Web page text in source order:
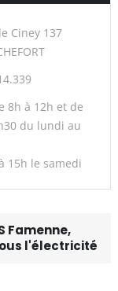
Ciney 137
8h à 12h et de
du lundi au
15h le samedi
Famenne,
l'électricité